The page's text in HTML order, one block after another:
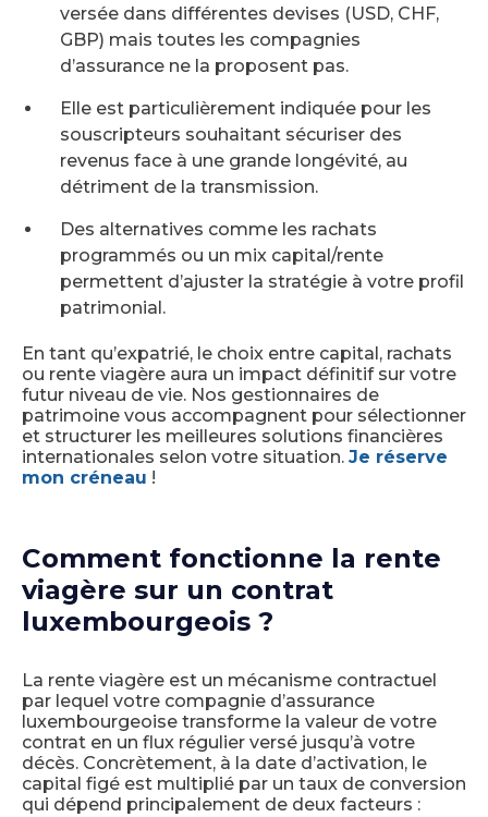
versée dans différentes devises (USD, CHF,
GBP) mais toutes les compagnies
d’assurance ne la proposent pas.
Elle est particulièrement indiquée pour les
souscripteurs souhaitant sécuriser des
revenus face à une grande longévité, au
détriment de la transmission.
Des alternatives comme les rachats
programmés ou un mix capital/rente
permettent d’ajuster la stratégie à votre profil
patrimonial.
En tant qu’expatrié, le choix entre capital, rachats
ou rente viagère aura un impact définitif sur votre
futur niveau de vie. Nos gestionnaires de
patrimoine vous accompagnent pour sélectionner
et structurer les meilleures solutions financières
internationales selon votre situation. Je réserve
mon créneau !
Comment fonctionne la rente
viagère sur un contrat
luxembourgeois ?
La rente viagère est un mécanisme contractuel
par lequel votre compagnie d’assurance
luxembourgeoise transforme la valeur de votre
contrat en un flux régulier versé jusqu’à votre
décès. Concrètement, à la date d’activation, le
capital figé est multiplié par un taux de conversion
qui dépend principalement de deux facteurs :